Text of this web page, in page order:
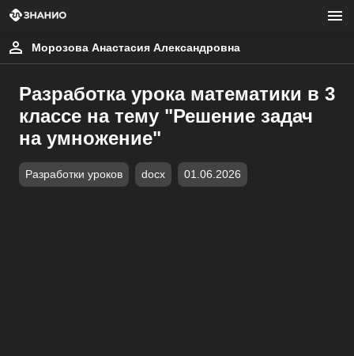
Морозова Анастасия Александровна
Разработка урока математики в 3
классе на тему "Решение задач
на умножение"
Разработки уроков docx 01.06.2026